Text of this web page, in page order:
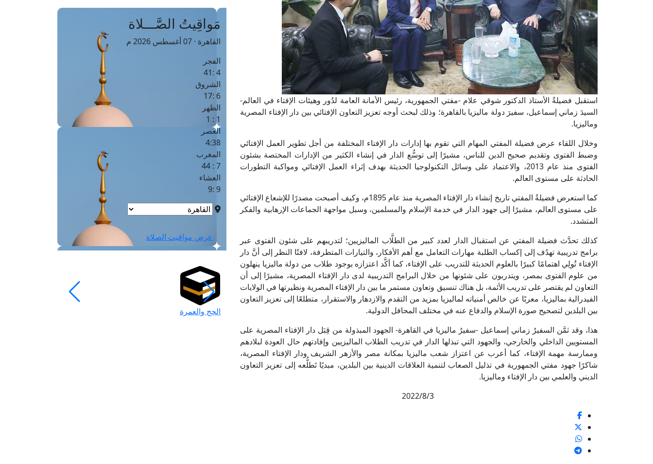
استقبل فضيلةُ الأستاذ الدكتور شوقي علام -مفتي الجمهورية، رئيس الأمانة العامة لدُور وهيئات الإفتاء في العالم-
السيدَ زماني إسماعيل، سفيرَ دولة ماليزيا بالقاهرة؛ وذلك لبحث أوجه تعزيز التعاون الإفتائي بين دار الإفتاء المصرية
وماليزيا.
وخلال اللقاء عرض فضيلة المفتي المهام التي تقوم بها إدارات دار الإفتاء المختلفة من أجل تطوير العمل الإفتائي
وضبط الفتوى وتقديم صحيح الدين للناس، مشيرًا إلى توسُّع الدار في إنشاء الكثير من الإدارات المختصة بشئون
الفتوى منذ عام 2013، والاعتماد على وسائل التكنولوجيا الحديثة بهدف إثراء العمل الإفتائي ومواكبة التطورات
الحادثة على مستوى العالم.
كما استعرض فضيلةُ المفتي تاريخ إنشاء دار الإفتاء المصرية منذ عام 1895م، وكيف أصبحت مصدرًا للإشعاع الإفتائي
على مستوى العالم، مشيرًا إلى جهود الدار في خدمة الإسلام والمسلمين، وسبل مواجهة الجماعات الإرهابية والفكر
المتشدد.
كذلك تحدَّث فضيلة المفتي عن استقبال الدار لعدد كبير من الطلَّاب الماليزيين؛ لتدريبهم على شئون الفتوى عبر
برامج تدريبية تهدُف إلى إكساب الطلبة مهارات التعامل مع أهم الأفكار، والتيارات المتطرفة، لافتًا النظر إلى أنَّ دار
الإفتاء تُولِي اهتمامًا كبيرًا بالعلوم الحديثة للتدريب على الإفتاء، كما أكَّد اعتزازه بوجود طلاب من دولة ماليزيا ينهلون
من علوم الفتوى بمصر، ويتدربون على شئونها من خلال البرامج التدريبية لدى دار الإفتاء المصرية، مشيرًا إلى أن
التعاون لم يقتصر على تدريب الأئمة، بل هناك تنسيق وتعاون مستمر ما بين دار الإفتاء المصرية ونظيرتها في الولايات
الفيدرالية بماليزيا، معربًا عن خالص أمنياته لماليزيا بمزيد من التقدم والازدهار والاستقرار، متطلعًا إلى تعزيز التعاون
بين البلدين لتصحيح صورة الإسلام والدفاع عنه في مختلف المحافل الدولية.
هذا، وقد ثمَّن السفيرُ زماني إسماعيل -سفيرُ ماليزيا في القاهرة- الجهود المبذولة من قِبَل دار الإفتاء المصرية على
المستويين الداخلي والخارجي، والجهود التي تبذلها الدار في تدريب الطلاب الماليزيين وإفادتهم حال العودة لبلادهم
وممارسة مهمة الإفتاء، كما أعرب عن اعتزاز شعب ماليزيا بمكانة مصر والأزهر الشريف ودار الإفتاء المصرية،
شاكرًا جهود مفتي الجمهورية في تذليل الصعاب لتنمية العلاقات الدينية بين البلدين، مبديًا تَطلُّعه إلى تعزيز التعاون
الديني والعلمي بين دار الإفتاء وماليزيا.
مَواقِيتُ الصَّـــلاة
القاهرة · 07 أغسطس 2026 م
الفجر
4 :41
الشروق
6 :17
الظهر
1 : 1
العصر
4:38
المغرب
7 : 44
العشاء
9 :9
عرض مواقيت الصلاة
الحج والعمرة